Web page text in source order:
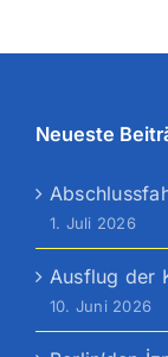
Neueste
1. Juli 2026
Ausflug der
10. Juni 2026